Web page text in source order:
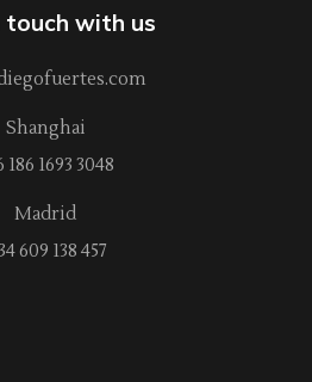
touch with us
Shanghai
186 1693 3048
Madrid
609 138 457